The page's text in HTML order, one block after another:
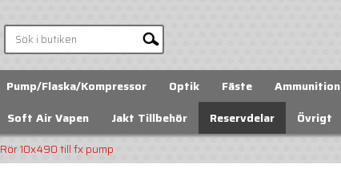
Pump/Flaska/Kompressor Optik Fäste Ammunition
Soft Air Vapen Jakt Tillbehör Reservdelar Övrigt
Rör 10x490 till fx pump